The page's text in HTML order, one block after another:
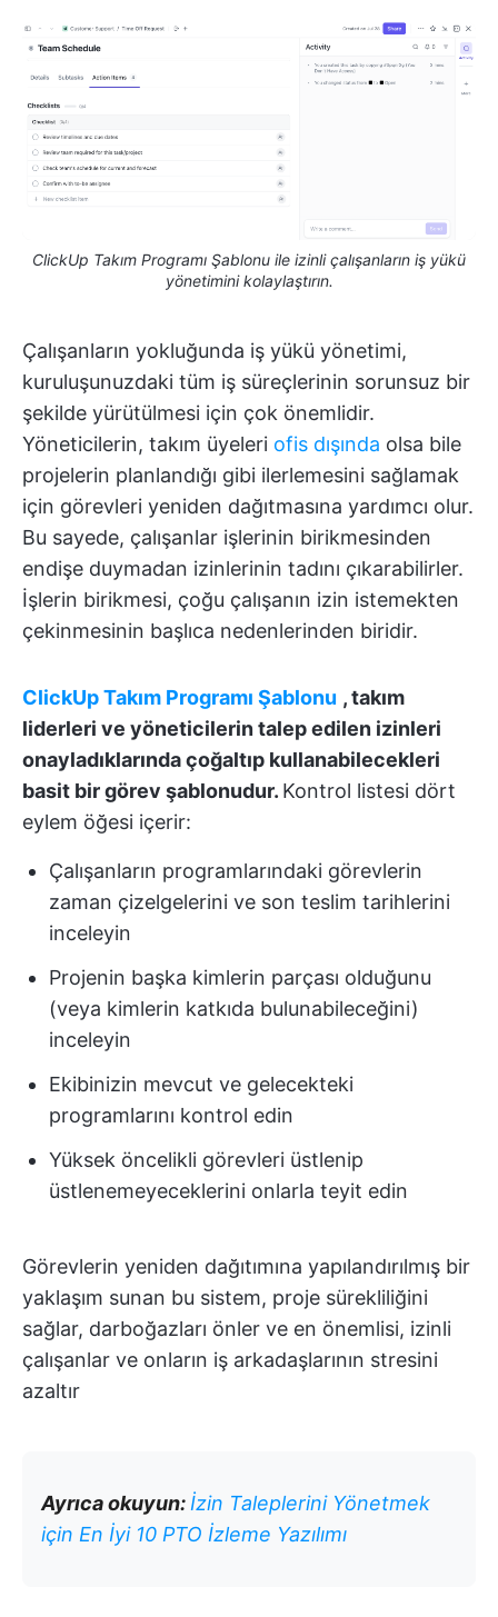
ClickUp Takım Programı Şablonu ile izinli çalışanların iş yükü
yönetimini kolaylaştırın.
Çalışanların yokluğunda iş yükü yönetimi,
kuruluşunuzdaki tüm iş süreçlerinin sorunsuz bir
şekilde yürütülmesi için çok önemlidir.
Yöneticilerin, takım üyeleri ofis dışında olsa bile
projelerin planlandığı gibi ilerlemesini sağlamak
için görevleri yeniden dağıtmasına yardımcı olur.
Bu sayede, çalışanlar işlerinin birikmesinden
endişe duymadan izinlerinin tadını çıkarabilirler.
İşlerin birikmesi, çoğu çalışanın izin istemekten
çekinmesinin başlıca nedenlerinden biridir.
ClickUp Takım Programı Şablonu , takım
liderleri ve yöneticilerin talep edilen izinleri
onayladıklarında çoğaltıp kullanabilecekleri
basit bir görev şablonudur. Kontrol listesi dört
eylem öğesi içerir:
Çalışanların programlarındaki görevlerin
zaman çizelgelerini ve son teslim tarihlerini
inceleyin
Projenin başka kimlerin parçası olduğunu
(veya kimlerin katkıda bulunabileceğini)
inceleyin
Ekibinizin mevcut ve gelecekteki
programlarını kontrol edin
Yüksek öncelikli görevleri üstlenip
üstlenemeyeceklerini onlarla teyit edin
Görevlerin yeniden dağıtımına yapılandırılmış bir
yaklaşım sunan bu sistem, proje sürekliliğini
sağlar, darboğazları önler ve en önemlisi, izinli
çalışanlar ve onların iş arkadaşlarının stresini
azaltır
Ayrıca okuyun: İzin Taleplerini Yönetmek
için En İyi 10 PTO İzleme Yazılımı